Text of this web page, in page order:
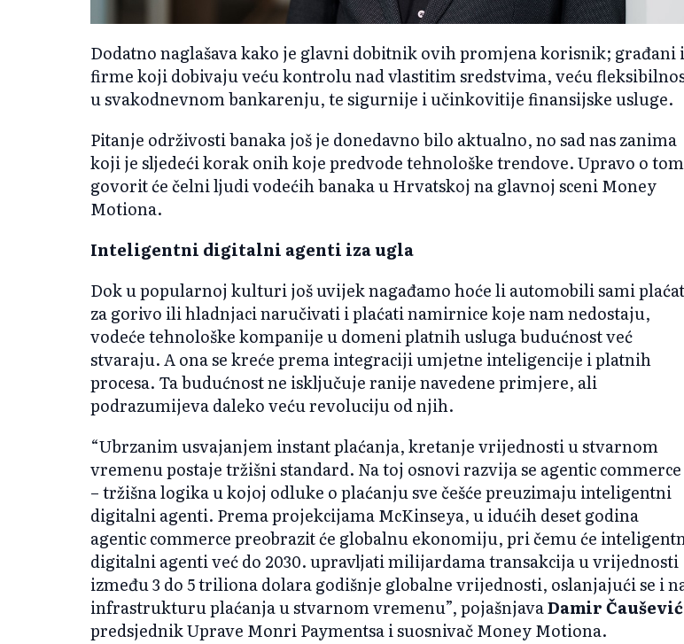
Dodatno naglašava kako je glavni dobitnik ovih promjena korisnik; građani i
firme koji dobivaju veću kontrolu nad vlastitim sredstvima, veću
u svakodnevnom bankarenju, te sigurnije i učinkovitije finansijske usluge.
Pitanje održivosti banaka još je donedavno bilo aktualno, no sad nas zanima
koji je sljedeći korak onih koje predvode tehnološke trendove. Upravo o
govorit će čelni ljudi vodećih banaka u Hrvatskoj na glavnoj sceni Money
Motiona.
Inteligentni digitalni agenti iza ugla
Dok u popularnoj kulturi još uvijek nagađamo hoće li automobili sami
za gorivo ili hladnjaci naručivati i plaćati namirnice koje nam nedostaju,
vodeće tehnološke kompanije u domeni platnih usluga budućnost već
stvaraju. A ona se kreće prema integraciji umjetne inteligencije i platnih
procesa. Ta budućnost ne isključuje ranije navedene primjere, ali
podrazumijeva daleko veću revoluciju od njih.
“Ubrzanim usvajanjem instant plaćanja, kretanje vrijednosti u stvarnom
vremenu postaje tržišni standard. Na toj osnovi razvija se agentic commerce
– tržišna logika u kojoj odluke o plaćanju sve češće preuzimaju inteligentni
digitalni agenti. Prema projekcijama McKinseya, u idućih deset godina
agentic commerce preobrazit će globalnu ekonomiju, pri čemu će
digitalni agenti već do 2030. upravljati milijardama transakcija u vrijednosti
između 3 do 5 triliona dolara godišnje globalne vrijednosti, oslanjajući se i
infrastrukturu plaćanja u stvarnom vremenu”, pojašnjavaDamir Čaušević
predsjednik Uprave Monri Paymentsa i suosnivač Money Motiona.